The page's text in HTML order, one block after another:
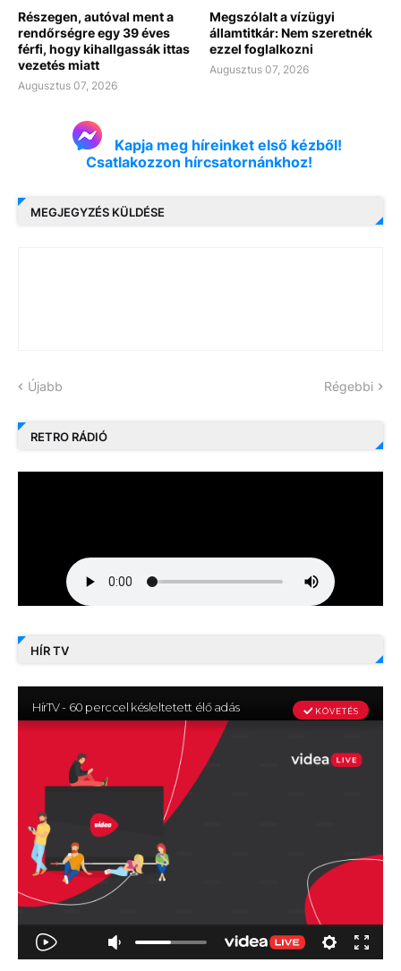
Részegen, autóval ment a
rendőrségre egy 39 éves
férfi, hogy kihallgassák ittas
vezetés miatt
Augusztus 07, 2026
Megszólalt a vízügyi
államtitkár: Nem szeretnék
ezzel foglalkozni
Augusztus 07, 2026
Kapja meg híreinket első kézből!
Csatlakozzon hírcsatornánkhoz!
MEGJEGYZÉS KÜLDÉSE
Újabb Régebbi
RETRO RÁDIÓ
HÍR TV